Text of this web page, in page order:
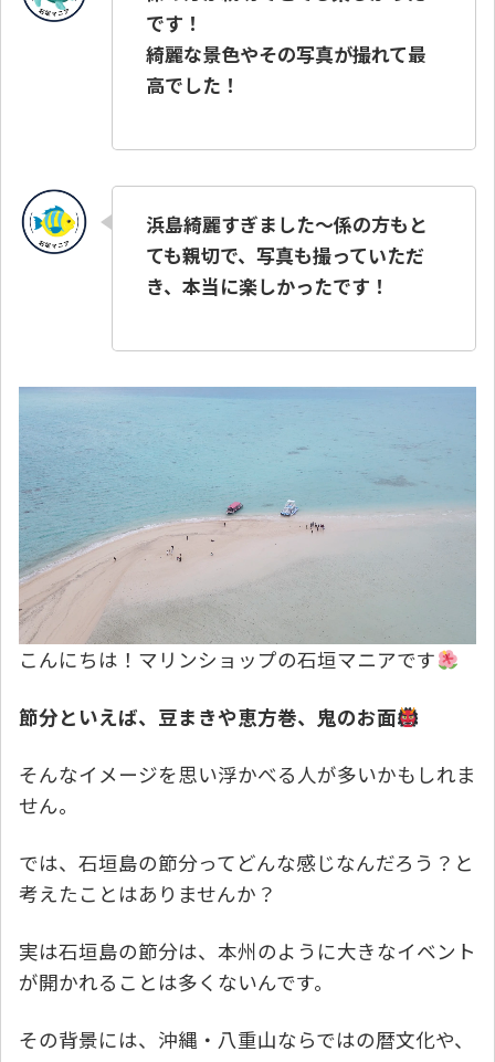
です！
綺麗な景色やその写真が撮れて最
高でした！
浜島綺麗すぎました〜係の方もと
ても親切で、写真も撮っていただ
き、本当に楽しかったです！
こんにちは！マリンショップの石垣マニアです
節分といえば、豆まきや恵方巻、鬼のお面
そんなイメージを思い浮かべる人が多いかもしれま
せん。
では、石垣島の節分ってどんな感じなんだろう？と
考えたことはありませんか？
実は石垣島の節分は、本州のように大きなイベント
が開かれることは多くないんです。
その背景には、沖縄・八重山ならではの暦文化や、